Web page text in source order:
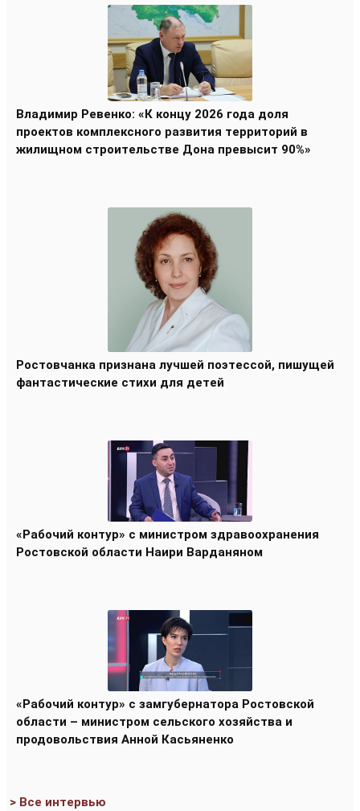
Владимир Ревенко: «К концу 2026 года доля
проектов комплексного развития территорий в
жилищном строительстве Дона превысит 90%»
Ростовчанка признана лучшей поэтессой, пишущей
фантастические стихи для детей
«Рабочий контур» с министром здравоохранения
Ростовской области Наири Варданяном
«Рабочий контур» с замгубернатора Ростовской
области – министром сельского хозяйства и
продовольствия Анной Касьяненко
> Все интервью